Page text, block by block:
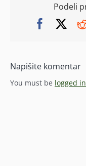
Podeli
Napišite komentar
You must be logged in